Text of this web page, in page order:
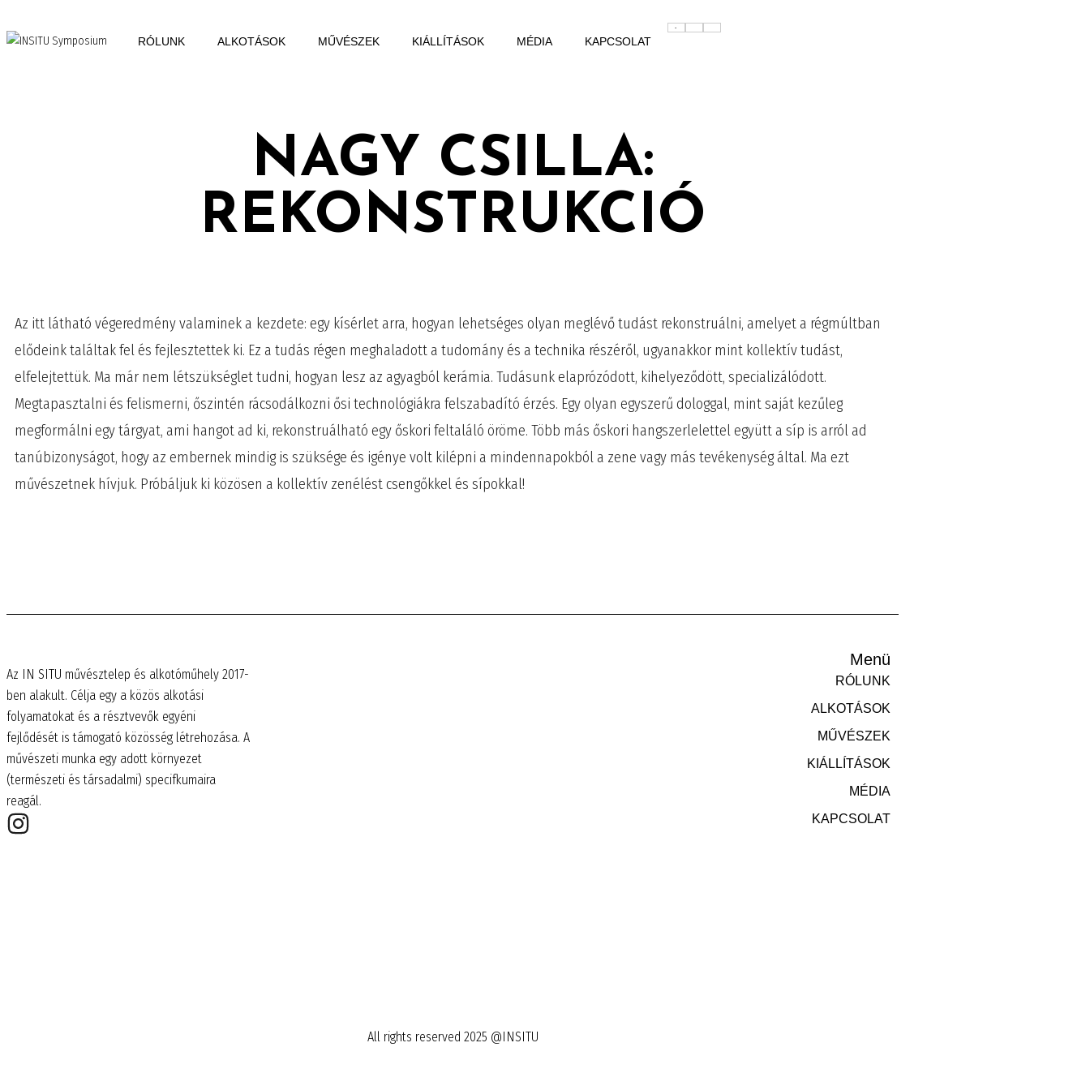
RÓLUNK ALKOTÁSOK MŰVÉSZEK KIÁLLÍTÁSOK MÉDIA KAPCSOLAT
NAGY CSILLA:
REKONSTRUKCIÓ
Az itt látható végeredmény valaminek a kezdete: egy kísérlet arra, hogyan lehetséges olyan meglévő tudást rekonstruálni, amelyet a régmúltban
elődeink találtak fel és fejlesztettek ki. Ez a tudás régen meghaladott a tudomány és a technika részéről, ugyanakkor mint kollektív tudást,
elfelejtettük. Ma már nem létszükséglet tudni, hogyan lesz az agyagból kerámia. Tudásunk elaprózódott, kihelyeződött, specializálódott.
Megtapasztalni és felismerni, őszintén rácsodálkozni ősi technológiákra felszabadító érzés. Egy olyan egyszerű dologgal, mint saját kezűleg
megformálni egy tárgyat, ami hangot ad ki, rekonstruálható egy őskori feltaláló öröme. Több más őskori hangszerlelettel együtt a síp is arról ad
tanúbizonyságot, hogy az embernek mindig is szüksége és igénye volt kilépni a mindennapokból a zene vagy más tevékenység által. Ma ezt
művészetnek hívjuk. Próbáljuk ki közösen a kollektív zenélést csengőkkel és sípokkal!
Az IN SITU művésztelep és alkotóműhely 2017-
ben alakult. Célja egy a közös alkotási
folyamatokat és a résztvevők egyéni
fejlődését is támogató közösség létrehozása. A
művészeti munka egy adott környezet
(természeti és társadalmi) specifkumaira
reagál.
Menü
RÓLUNK
ALKOTÁSOK
MŰVÉSZEK
KIÁLLÍTÁSOK
MÉDIA
KAPCSOLAT
All rights reserved 2025 @INSITU